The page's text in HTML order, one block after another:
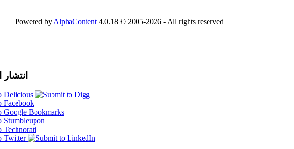
Powered by AlphaContent4.0.18 © 2005-2026 - All rights reserved
انتشار